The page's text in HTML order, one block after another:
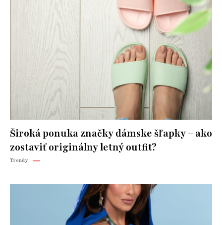
Široká ponuka značky dámske šľapky – ako
zostaviť originálny letný outfit?
Trendy